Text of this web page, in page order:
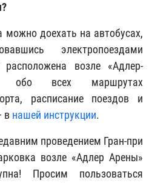
доехать на автобусах,
электропоездами
возле «Адлер-
обо всех маршрутах
расписание поездов и
в нашей инструкции.
проведением Гран-при
возле «Адлер Арены»
Просим пользоваться